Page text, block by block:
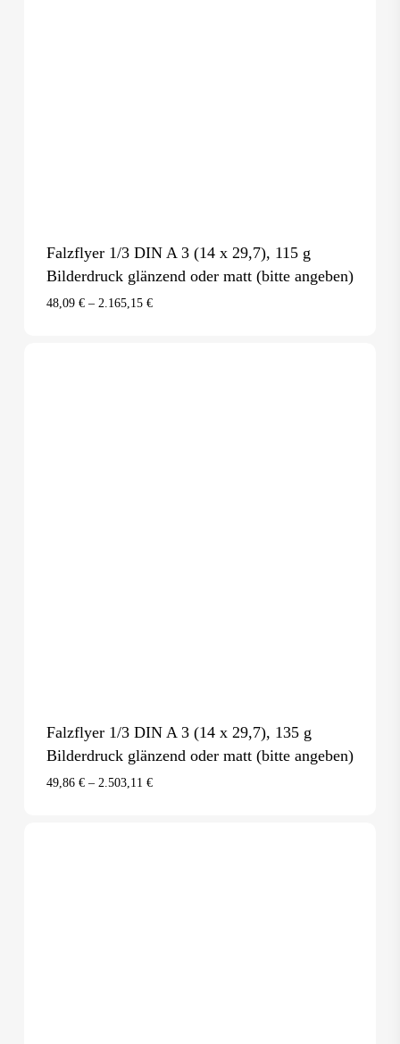
Falzflyer 1/3 DIN A 3 (14 x 29,7), 115 g
Bilderdruck glänzend oder matt (bitte angeben)
48,09 €– 2.165,15 €
Falzflyer 1/3 DIN A 3 (14 x 29,7), 135 g
Bilderdruck glänzend oder matt (bitte angeben)
49,86 €– 2.503,11 €